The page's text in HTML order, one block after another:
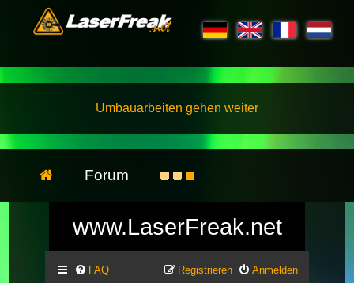
Umbauarbeiten gehen weiter
Forum
www.LaserFreak.net
FAQ Anmelden
Registrieren